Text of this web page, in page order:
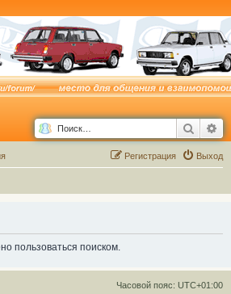
Поиск
Выход
Регистрация
пользоваться поиском.
Часовой пояс: UTC+01:00